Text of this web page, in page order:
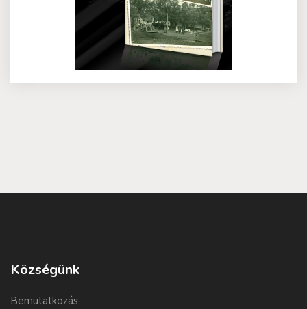
Községünk
Bemutatkozás